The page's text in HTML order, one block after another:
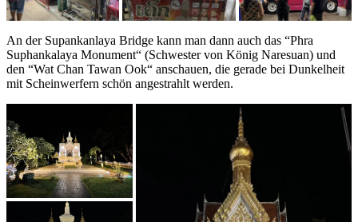
An der Supankanlaya Bridge kann man dann auch das “Phra
Suphankalaya Monument“ (Schwester von König Naresuan) und
den “Wat Chan Tawan Ook“ anschauen, die gerade bei Dunkelheit
mit Scheinwerfern schön angestrahlt werden.